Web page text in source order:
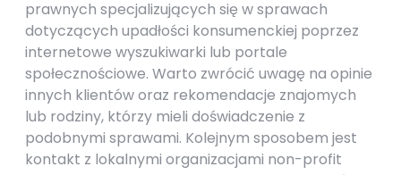
prawnych specjalizujących się w sprawach
dotyczących upadłości konsumenckiej poprzez
internetowe wyszukiwarki lub portale
społecznościowe. Warto zwrócić uwagę na opinie
innych klientów oraz rekomendacje znajomych
lub rodziny, którzy mieli doświadczenie z
podobnymi sprawami. Kolejnym sposobem jest
kontakt z lokalnymi organizacjami non-profit